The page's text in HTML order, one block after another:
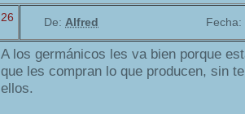
26 De: Alfred Fecha:
A los germánicos les va bien porque
que les compran lo que producen, sin
ellos.